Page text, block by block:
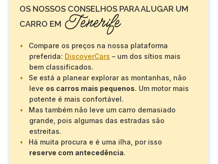
OS NOSSOS CONSELHOS PARA ALUGAR UM
CARRO EM Tenerife
Compare os preços na nossa plataforma
preferida: DiscoverCars – um dos sítios mais
bem classificados.
Se está a planear explorar as montanhas, não
leve os carros mais pequenos. Um motor mais
potente é mais confortável.
Mas também não leve um carro demasiado
grande, pois algumas das estradas são
estreitas.
Há muita procura e é uma ilha, por isso
reserve com antecedência.